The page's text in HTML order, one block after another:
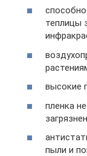
теплицы
высокие
пленка
пыли и